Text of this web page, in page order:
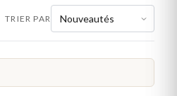
TRIER PAR